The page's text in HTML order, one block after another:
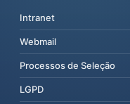
Intranet
Webmail
Processos de Seleção
LGPD